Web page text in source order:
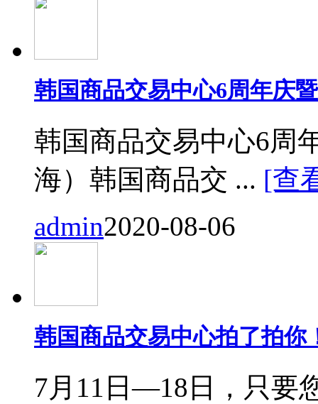
韩国商品交易中心6周年庆
韩国商品交易中心6周
海）韩国商品交 ... [查
admin2020-08-06
韩国商品交易中心拍了拍你
7月11日—18日，只要